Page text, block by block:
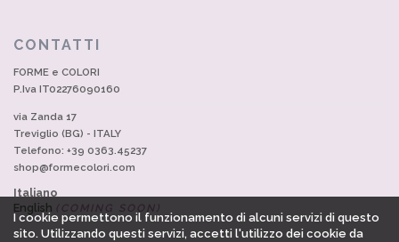
CONTATTI
FORME e COLORI
P.Iva IT02276090160
via Zanda 17
Treviglio (BG) - ITALY
Telefono: +39 0363.45237
shop@formecolori.com
Italiano
English (COMING SOON)
I cookie permettono il funzionamento di alcuni servizi di questo
sito. Utilizzando questi servizi, accetti l'utilizzo dei cookie da